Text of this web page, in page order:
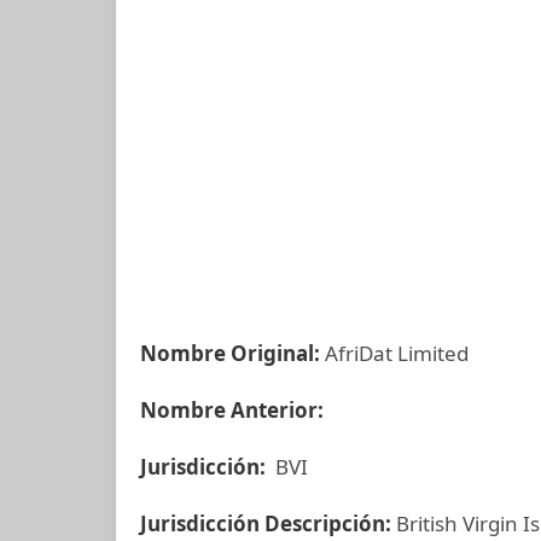
Nombre Original: AfriDat Limited
Nombre Anterior:
Jurisdicción: BVI
Jurisdicción Descripción: British Virgin